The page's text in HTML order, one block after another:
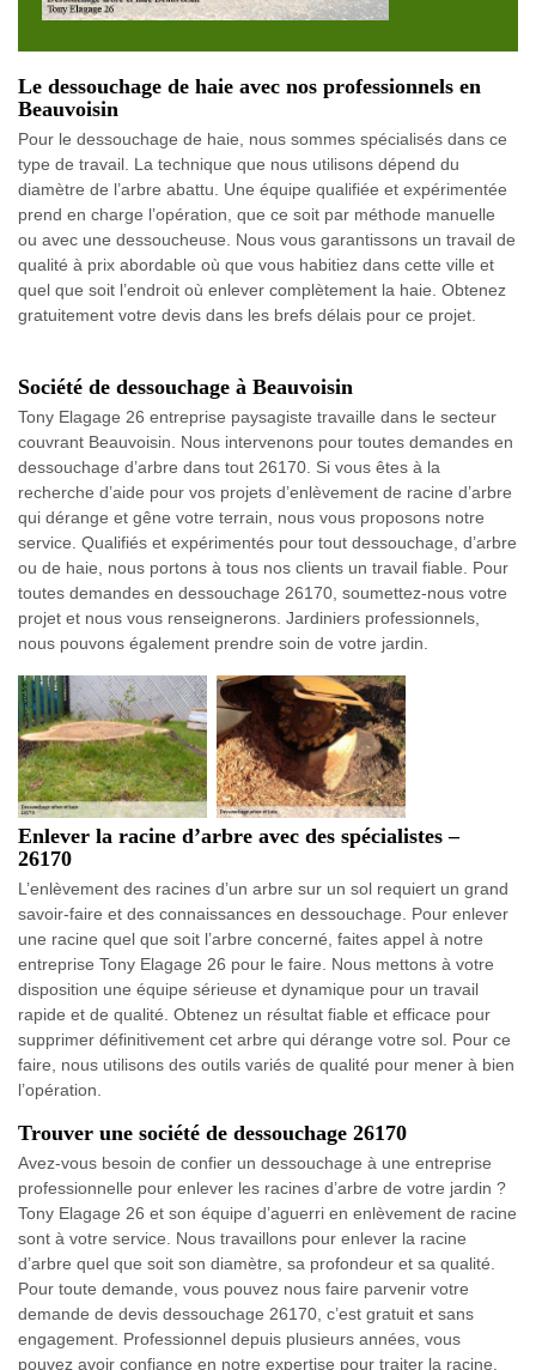
Le dessouchage de haie avec nos professionnels en
Beauvoisin
Pour le dessouchage de haie, nous sommes spécialisés dans ce
type de travail. La technique que nous utilisons dépend du
diamètre de l’arbre abattu. Une équipe qualifiée et expérimentée
prend en charge l’opération, que ce soit par méthode manuelle
ou avec une dessoucheuse. Nous vous garantissons un travail de
qualité à prix abordable où que vous habitiez dans cette ville et
quel que soit l’endroit où enlever complètement la haie. Obtenez
gratuitement votre devis dans les brefs délais pour ce projet.
Société de dessouchage à Beauvoisin
Tony Elagage 26 entreprise paysagiste travaille dans le secteur
couvrant Beauvoisin. Nous intervenons pour toutes demandes en
dessouchage d’arbre dans tout 26170. Si vous êtes à la
recherche d’aide pour vos projets d’enlèvement de racine d’arbre
qui dérange et gêne votre terrain, nous vous proposons notre
service. Qualifiés et expérimentés pour tout dessouchage, d’arbre
ou de haie, nous portons à tous nos clients un travail fiable. Pour
toutes demandes en dessouchage 26170, soumettez-nous votre
projet et nous vous renseignerons. Jardiniers professionnels,
nous pouvons également prendre soin de votre jardin.
Enlever la racine d’arbre avec des spécialistes –
26170
L’enlèvement des racines d’un arbre sur un sol requiert un grand
savoir-faire et des connaissances en dessouchage. Pour enlever
une racine quel que soit l’arbre concerné, faites appel à notre
entreprise Tony Elagage 26 pour le faire. Nous mettons à votre
disposition une équipe sérieuse et dynamique pour un travail
rapide et de qualité. Obtenez un résultat fiable et efficace pour
supprimer définitivement cet arbre qui dérange votre sol. Pour ce
faire, nous utilisons des outils variés de qualité pour mener à bien
l’opération.
Trouver une société de dessouchage 26170
Avez-vous besoin de confier un dessouchage à une entreprise
professionnelle pour enlever les racines d’arbre de votre jardin ?
Tony Elagage 26 et son équipe d’aguerri en enlèvement de racine
sont à votre service. Nous travaillons pour enlever la racine
d’arbre quel que soit son diamètre, sa profondeur et sa qualité.
Pour toute demande, vous pouvez nous faire parvenir votre
demande de devis dessouchage 26170, c’est gratuit et sans
engagement. Professionnel depuis plusieurs années, vous
pouvez avoir confiance en notre expertise pour traiter la racine.